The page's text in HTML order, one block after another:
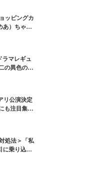
ッピングカ
あ）ちゃん
ラマレギュ
の異色のバ
リ公演決定
も注目集ま
処法＞「私
に乗り込ん